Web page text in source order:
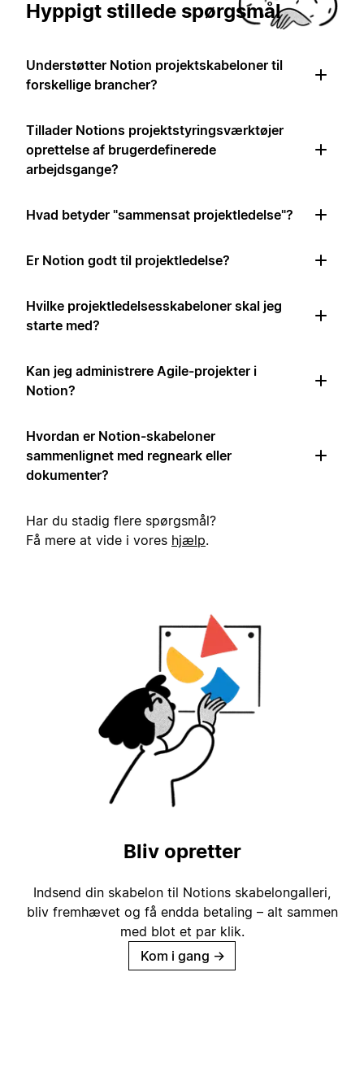
Hyppigt stillede spørgsmål
Understøtter Notion projektskabeloner til
forskellige brancher?
Tillader Notions projektstyringsværktøjer
oprettelse af brugerdefinerede
arbejdsgange?
Hvad betyder "sammensat projektledelse"?
Er Notion godt til projektledelse?
Hvilke projektledelsesskabeloner skal jeg
starte med?
Kan jeg administrere Agile-projekter i
Notion?
Hvordan er Notion-skabeloner
sammenlignet med regneark eller
dokumenter?
Har du stadig flere spørgsmål?
Få mere at vide i vores hjælp.
Bliv opretter
Indsend din skabelon til Notions skabelongalleri,
bliv fremhævet og få endda betaling – alt sammen
med blot et par klik.
Kom i gang →